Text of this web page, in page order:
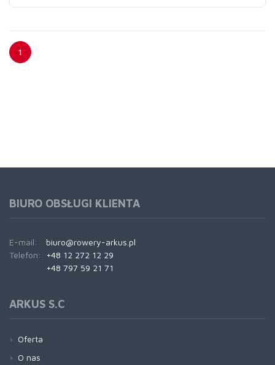
1
BIURO OBSŁUGI KLIENTA
E-mail:
biuro@rowery-arkus.pl
Telefon:
+48 12 272 12 29
+48 797 59 21 71
ARKUS S.C
Oferta
O nas